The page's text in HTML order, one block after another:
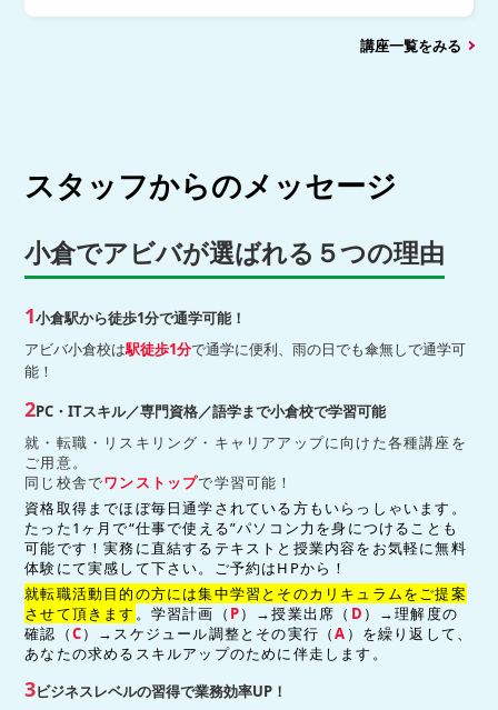
講座一覧をみる
スタッフからのメッセージ
小倉でアビバが選ばれる５つの理由
1小倉駅から徒歩1分で通学可能！
アビバ小倉校は駅徒歩1分で通学に便利、雨の日でも傘無しで通学可
能！
2PC・ITスキル／専門資格／語学まで小倉校で学習可能
就・転職・リスキリング・キャリアアップに向けた各種講座を
ご用意。
同じ校舎でワンストップで学習可能！
資格取得までほぼ毎日通学されている方もいらっしゃいます。
たった1ヶ月で“仕事で使える”パソコン力を身につけることも
可能です！実務に直結するテキストと授業内容をお気軽に無料
体験にて実感して下さい。ご予約はHPから！
就転職活動目的の方には集中学習とそのカリキュラムをご提案
させて頂きます 。学習計画（ P）→授業出席（ D ）→理解度の
確認（C）→スケジュール調整とその実行（A ）を繰り返して、
あなたの求めるスキルアップのために伴走します。
3ビジネスレベルの習得で業務効率UP！